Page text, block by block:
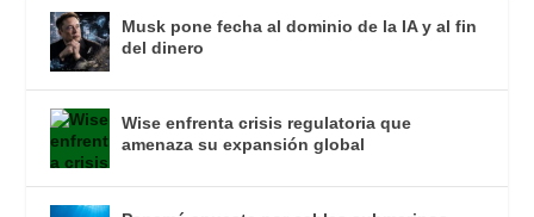
Musk pone fecha al dominio de la IA y al fin
del dinero
Wise enfrenta crisis regulatoria que
amenaza su expansión global